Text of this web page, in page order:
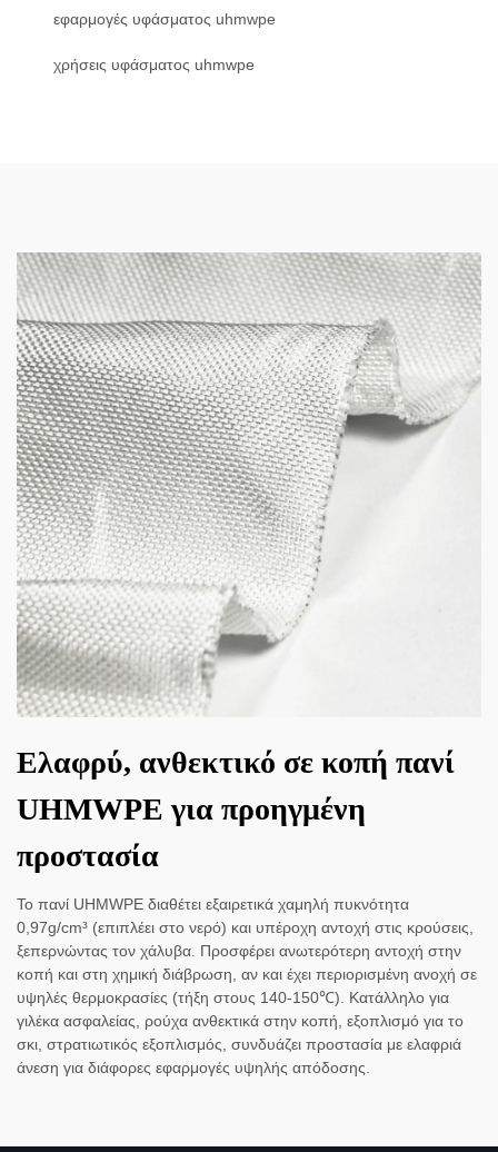
εφαρμογές υφάσματος uhmwpe
χρήσεις υφάσματος uhmwpe
Ελαφρύ, ανθεκτικό σε κοπή πανί
UHMWPE για προηγμένη
προστασία
Το πανί UHMWPE διαθέτει εξαιρετικά χαμηλή πυκνότητα
0,97g/cm³ (επιπλέει στο νερό) και υπέροχη αντοχή στις κρούσεις,
ξεπερνώντας τον χάλυβα. Προσφέρει ανωτερότερη αντοχή στην
κοπή και στη χημική διάβρωση, αν και έχει περιορισμένη ανοχή σε
υψηλές θερμοκρασίες (τήξη στους 140-150℃). Κατάλληλο για
γιλέκα ασφαλείας, ρούχα ανθεκτικά στην κοπή, εξοπλισμό για το
σκι, στρατιωτικός εξοπλισμός, συνδυάζει προστασία με ελαφριά
άνεση για διάφορες εφαρμογές υψηλής απόδοσης.